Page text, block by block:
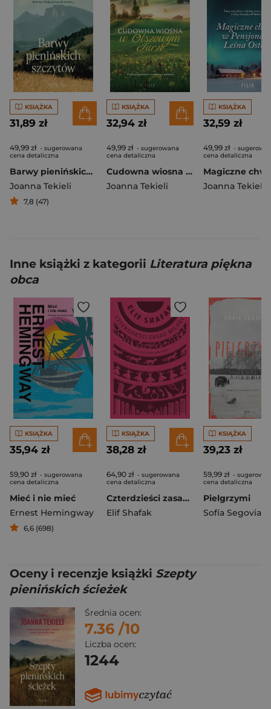
KSIĄŻKA
31,89 zł
49,99 zł - sugerowana
cena detaliczna
Barwy pienińskich szczytów
Joanna Tekieli
7,8 (47)
KSIĄŻKA
32,94 zł
49,99 zł - sugerowana
cena detaliczna
Cudowna wiosna w Olszowym Jarze
Joanna Tekieli
KSIĄŻKA
32,59 zł
49,99 zł -
cena detaliczna
Joanna Tekieli
Inne książki z kategorii Literatura piękna
obca
KSIĄŻKA
35,94 zł
59,90 zł - sugerowana
cena detaliczna
Mieć i nie mieć
Ernest Hemingway
6,6 (698)
KSIĄŻKA
38,28 zł
64,90 zł - sugerowana
cena detaliczna
Czterdzieści zasad miłości
Elif Shafak
KSIĄŻKA
39,23 zł
59,99 zł -
cena detaliczna
Pielgrzymi
Sofía Segovia
Oceny i recenzje książki Szepty
pienińskich ścieżek
Średnia ocen:
7.36 /10
Liczba ocen:
1244